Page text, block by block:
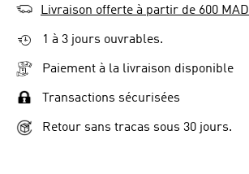
Livraison offerte à partir de 600 MAD
1 à 3 jours ouvrables.
Paiement à la livraison disponible
Transactions sécurisées
Retour sans tracas sous 30 jours.